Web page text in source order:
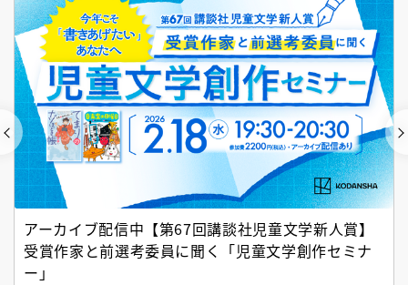
アーカイブ配信中【第67回講談社児童文学新人賞】
受賞作家と前選考委員に聞く「児童文学創作セミナ
ー」